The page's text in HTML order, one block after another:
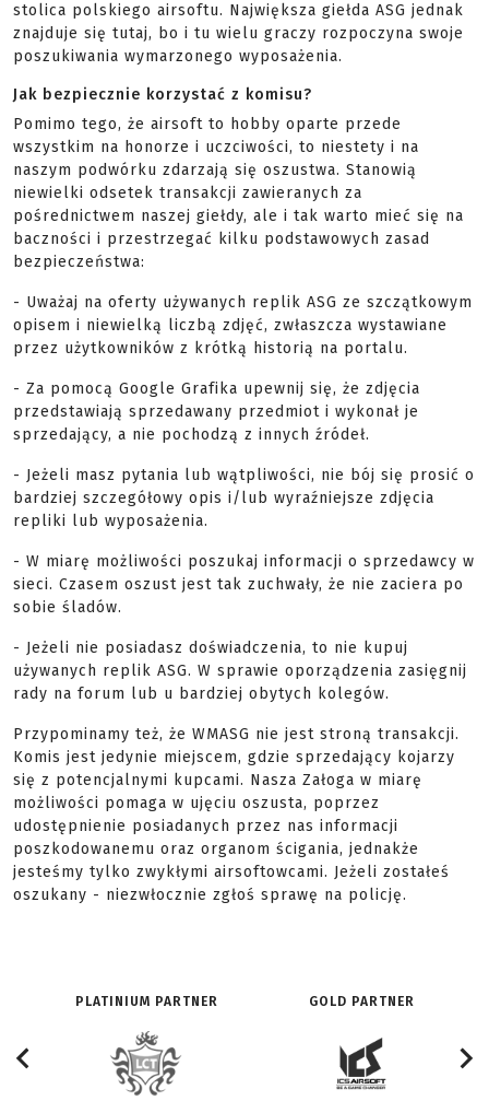
stolica polskiego airsoftu. Największa giełda ASG jednak
znajduje się tutaj, bo i tu wielu graczy rozpoczyna swoje
poszukiwania wymarzonego wyposażenia.
Jak bezpiecznie korzystać z komisu?
Pomimo tego, że airsoft to hobby oparte przede
wszystkim na honorze i uczciwości, to niestety i na
naszym podwórku zdarzają się oszustwa. Stanowią
niewielki odsetek transakcji zawieranych za
pośrednictwem naszej giełdy, ale i tak warto mieć się na
baczności i przestrzegać kilku podstawowych zasad
bezpieczeństwa:
- Uważaj na oferty używanych replik ASG ze szczątkowym
opisem i niewielką liczbą zdjęć, zwłaszcza wystawiane
przez użytkowników z krótką historią na portalu.
- Za pomocą Google Grafika upewnij się, że zdjęcia
przedstawiają sprzedawany przedmiot i wykonał je
sprzedający, a nie pochodzą z innych źródeł.
- Jeżeli masz pytania lub wątpliwości, nie bój się prosić o
bardziej szczegółowy opis i/lub wyraźniejsze zdjęcia
repliki lub wyposażenia.
- W miarę możliwości poszukaj informacji o sprzedawcy w
sieci. Czasem oszust jest tak zuchwały, że nie zaciera po
sobie śladów.
- Jeżeli nie posiadasz doświadczenia, to nie kupuj
używanych replik ASG. W sprawie oporządzenia zasięgnij
rady na forum lub u bardziej obytych kolegów.
Przypominamy też, że WMASG nie jest stroną transakcji.
Komis jest jedynie miejscem, gdzie sprzedający kojarzy
się z potencjalnymi kupcami. Nasza Załoga w miarę
możliwości pomaga w ujęciu oszusta, poprzez
udostępnienie posiadanych przez nas informacji
poszkodowanemu oraz organom ścigania, jednakże
jesteśmy tylko zwykłymi airsoftowcami. Jeżeli zostałeś
oszukany - niezwłocznie zgłoś sprawę na policję.
PLATINIUM PARTNER GOLD PARTNER